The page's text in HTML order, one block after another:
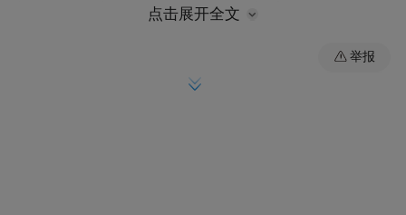
望的。而毫无从政经历的特朗普未必能够提
点击展开全文
举报